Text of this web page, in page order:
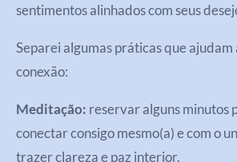
sentimentos alinhados com seus
Separei algumas práticas que
conexão:
Meditação: reservar alguns minutos
conectar consigo mesmo(a) e com o
trazer clareza e paz interior.